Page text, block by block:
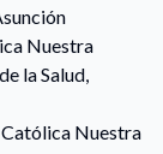
Nuestra
la Salud,
Nuestra